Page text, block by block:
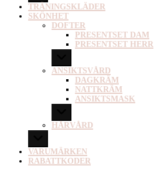
TRÄNINGSKLÄDER
SKÖNHET
DOFTER
PRESENTSET DAM
PRESENTSET HERR
ANSIKTSVÅRD
DAGKRÄM
NATTKRÄM
ANSIKTSMASK
HÅRVÅRD
VARUMÄRKEN
RABATTKODER